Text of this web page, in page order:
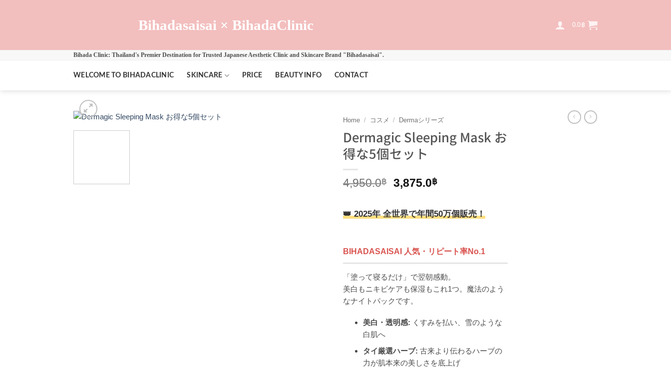
Bihada Clinic: Thailand's Premier Destination for Trusted Japanese Aesthetic Clinic and Skincare Brand "Bihadasaisai".
Bihadasaisai × BihadaClinic 0.0 ฿
WELCOME TO BIHADACLINIC SKINCARE PRICE BEAUTY INFO CONTACT
Home / コスメ / Dermaシリーズ
Dermagic Sleeping Mask お
得な5個セット
4,950.0฿
Original
4,950.0฿.
3,875.0฿Current
3,875.0฿.
👑 2025年 全世界で年間50万個販売！
BIHADASAISAI 人気・リピート率No.1
「塗って寝るだけ」で翌朝感動。
美白もニキビケアも保湿もこれ1つ。魔法のよう
なナイトパックです。
美白・透明感: くすみを払い、雪のような
白肌へ
タイ厳選ハーブ: 古来より伝わるハーブの
力が肌本来の美しさを底上げ